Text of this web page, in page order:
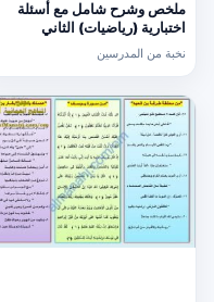
ملخص وشرح شامل مع أسئلة
اختبارية (رياضيات) الثاني
نخبة من المدرسين